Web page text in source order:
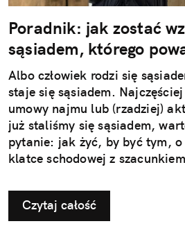
Poradnik: jak zostać
sąsiadem, którego
Albo człowiek rodzi się
staje się sąsiadem.
umowy najmu lub (rzadziej)
już staliśmy się sąsiadem,
pytanie: jak żyć, by być tym,
klatce schodowej z
Czytaj całość